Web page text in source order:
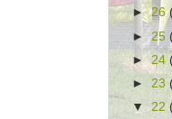
►26
► 25
► 24
► 23
▼ 22